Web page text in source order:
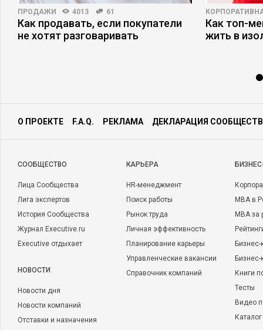
ПРОДАЖИ 4013 61
Как продавать, если покупатели
не хотят разговаривать
Как топ-
жить в
О ПРОЕКТЕ F.A.Q. РЕКЛАМА ДЕКЛАРАЦИЯ
CООБЩЕСТВО
Лица Сообщества
Лига экспертов
История Сообщества
Журнал Executive.ru
Executive отдыхает
НОВОСТИ
Новости дня
Новости компаний
Отставки и назначения
КАРЬЕРА
HR-менеджмент
Поиск работы
Рынок труда
Личная эффективность
Планирование карьеры
Управленческие вакансии
Справочник компаний
MBA в
MBA
Бизнес-
Книги
Тесты
Видео